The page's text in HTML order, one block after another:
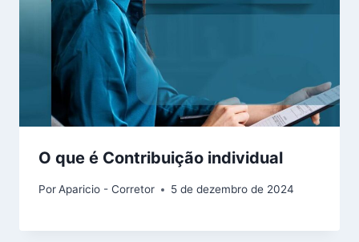
O que é Contribuição individual
PorAparicio - Corretor 5 de dezembro de 2024